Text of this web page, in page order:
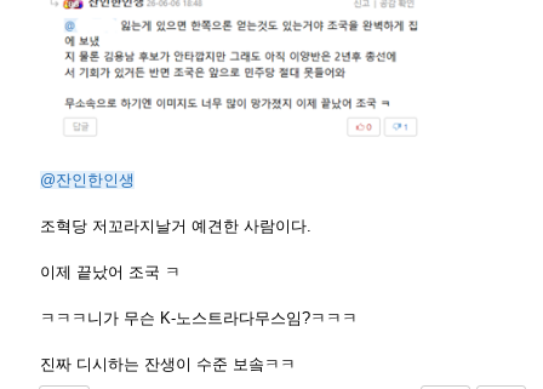
@잔인한인생
조혁당 저꼬라지날거 예견한 사람이다.
이제 끝났어 조국 ㅋ
ㅋㅋㅋ니가 무슨 K-노스트라다무스임?ㅋㅋㅋ
진짜 디시하는 잔생이 수준 보솤ㅋㅋ